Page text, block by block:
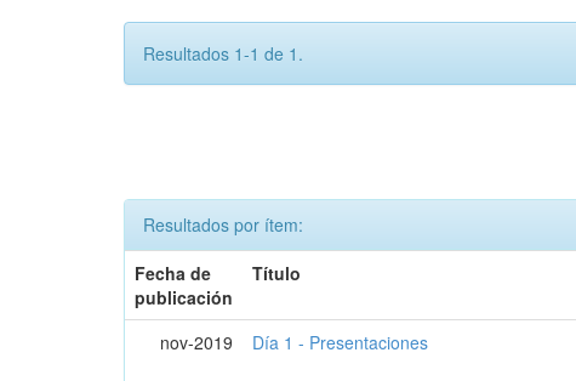
Resultados 1-1 de 1.
Resultados por ítem:
Fecha de
publicación
Título
nov-2019 Día 1 - Presentaciones